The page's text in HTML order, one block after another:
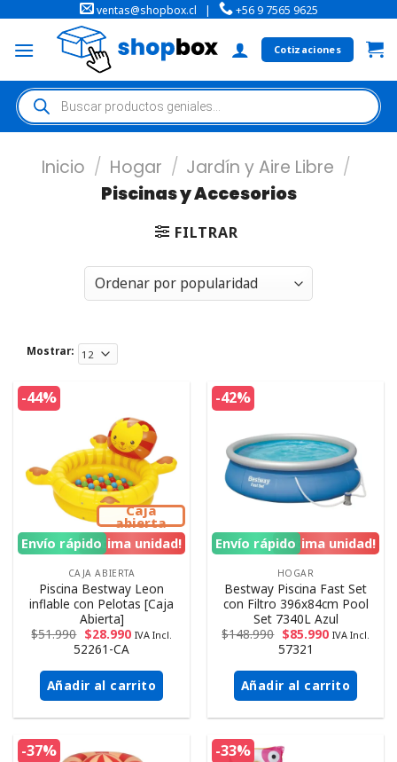
ventas@shopbox.cl | +56 9 7565 9625
Cotizaciones
Inicio / Hogar / Jardín y Aire Libre /
Piscinas y Accesorios
FILTRAR
Mostrar:
-44%
¡Ultima unidad!
Caja
abierta
Envío rápido
CAJA ABIERTA
Piscina Bestway Leon
inflable con Pelotas [Caja
Abierta]
$51.990 $28.990 IVA Incl.
52261-CA
Añadir al carrito
-42%
¡Ultima unidad!
Envío rápido
HOGAR
Bestway Piscina Fast Set
con Filtro 396x84cm Pool
Set 7340L Azul
$148.990 $85.990 IVA Incl.
57321
Añadir al carrito
-37% -33%